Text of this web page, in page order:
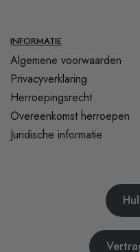
INFORMATIE
Algemene voorwaarden
Privacyverklaring
Herroepingsrecht
Overeenkomst herroepen
Juridische informatie